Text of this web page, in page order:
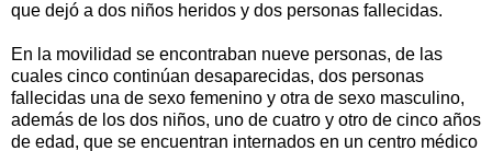
que dejó a dos niños heridos y dos personas fallecidas.
En la movilidad se encontraban nueve personas, de las
cuales cinco continúan desaparecidas, dos personas
fallecidas una de sexo femenino y otra de sexo masculino,
además de los dos niños, uno de cuatro y otro de cinco años
de edad, que se encuentran internados en un centro médico